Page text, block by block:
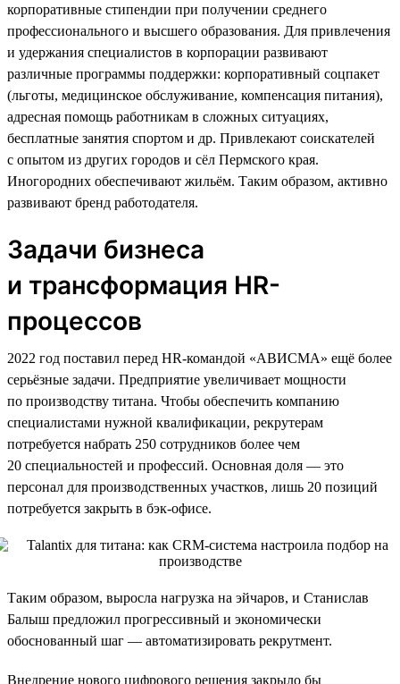
корпоративные стипендии при получении среднего
профессионального и высшего образования. Для привлечения
и удержания специалистов в корпорации развивают
различные программы поддержки: корпоративный соцпакет
(льготы, медицинское обслуживание, компенсация питания),
адресная помощь работникам в сложных ситуациях,
бесплатные занятия спортом и др. Привлекают соискателей
с опытом из других городов и сёл Пермского края.
Иногородних обеспечивают жильём. Таким образом, активно
развивают бренд работодателя.
Задачи бизнеса
и трансформация HR-
процессов
2022 год поставил перед HR-командой «АВИСМА» ещё более
серьёзные задачи. Предприятие увеличивает мощности
по производству титана. Чтобы обеспечить компанию
специалистами нужной квалификации, рекрутерам
потребуется набрать 250 сотрудников более чем
20 специальностей и профессий. Основная доля — это
персонал для производственных участков, лишь 20 позиций
потребуется закрыть в бэк-офисе.
Таким образом, выросла нагрузка на эйчаров, и Станислав
Балыш предложил прогрессивный и экономически
обоснованный шаг — автоматизировать рекрутмент.
Внедрение нового цифрового решения закрыло бы